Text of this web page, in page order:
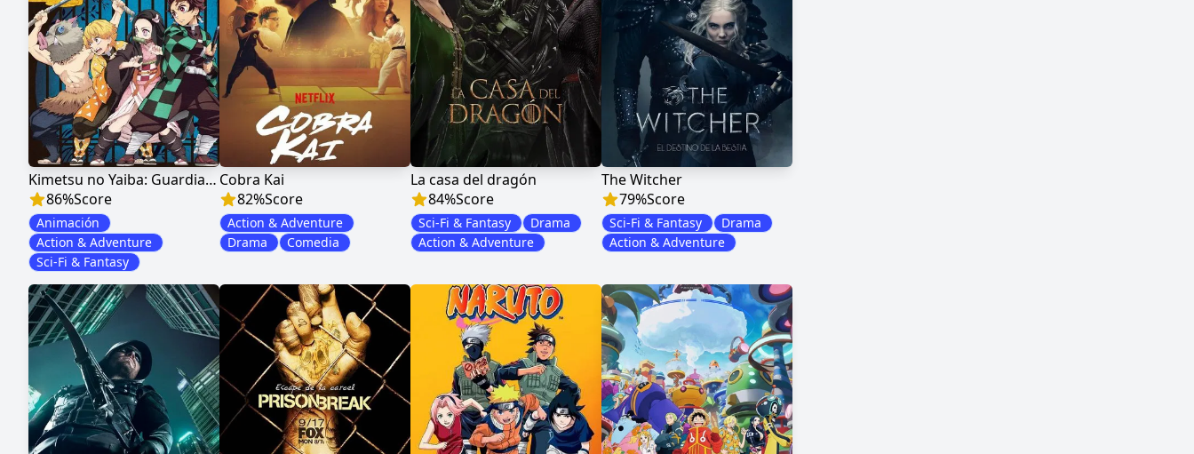
Kimetsu no Yaiba: Guardianes de la Noche
86%Score
Animación
Action & Adventure
Sci-Fi & Fantasy
Cobra Kai
82%Score
Action & Adventure
Drama
Comedia
La casa del dragón
84%Score
Sci-Fi & Fantasy
Drama
Action & Adventure
The Witcher
79%Score
Sci-Fi & Fantasy
Drama
Action & Adventure